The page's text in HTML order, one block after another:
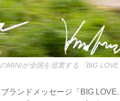
が全国を巡業する「BIG LOVE
ランドメッセージ「BIG